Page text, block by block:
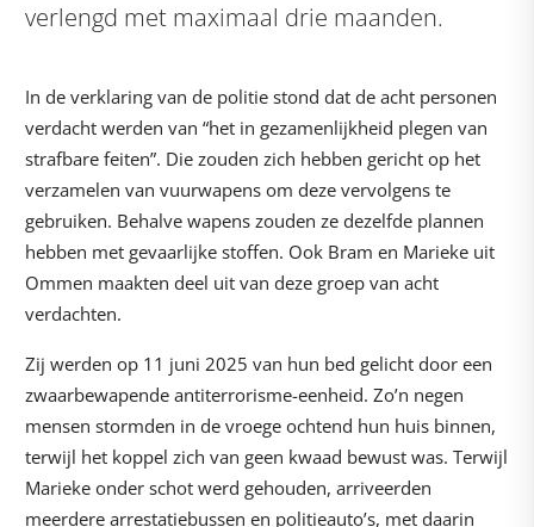
verlengd met maximaal drie maanden.
In de verklaring van de politie stond dat de acht personen
verdacht werden van “het in gezamenlijkheid plegen van
strafbare feiten”. Die zouden zich hebben gericht op het
verzamelen van vuurwapens om deze vervolgens te
gebruiken. Behalve wapens zouden ze dezelfde plannen
hebben met gevaarlijke stoffen. Ook Bram en Marieke uit
Ommen maakten deel uit van deze groep van acht
verdachten.
Zij werden op 11 juni 2025 van hun bed gelicht door een
zwaarbewapende antiterrorisme-eenheid. Zo’n negen
mensen stormden in de vroege ochtend hun huis binnen,
terwijl het koppel zich van geen kwaad bewust was. Terwijl
Marieke onder schot werd gehouden, arriveerden
meerdere arrestatiebussen en politieauto’s, met daarin